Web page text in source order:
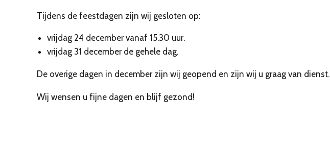
Tijdens de feestdagen zijn wij gesloten op:
vrijdag 24 december vanaf 15.30 uur.
vrijdag 31 december de gehele dag.
De overige dagen in december zijn wij geopend en zijn wij u graag van dienst.
Wij wensen u fijne dagen en blijf gezond!